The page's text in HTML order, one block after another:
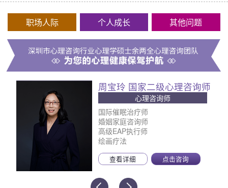
职场人际 个人成长 其他问题
周宝玲 国家二级心理咨询师
心理咨询师
国际催眠治疗师
婚姻家庭咨询师
高级EAP执行师
绘画疗法
查看详细 点击咨询